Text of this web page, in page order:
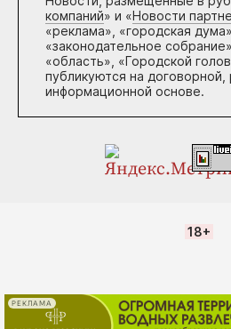
компаний» и «Новости
«реклама», «городская дума»,
«законодательное
«область», «Городской
публикуются на договорной,
информационной основе.
18+
РЕКЛАМА